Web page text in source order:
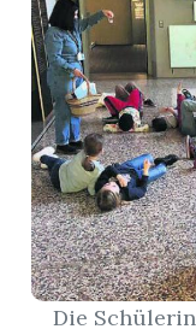
E-
Paper
Newsletter
App
Die